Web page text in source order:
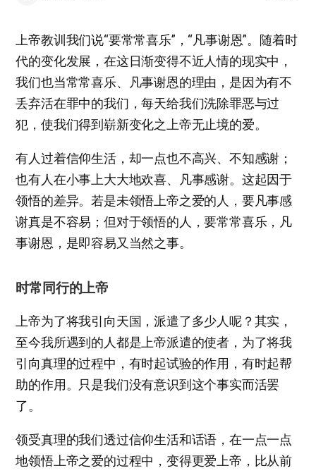
上帝教训我们说“要常常喜乐”，“凡事谢恩”。随着时
代的变化发展，在这日渐变得不近人情的现实中，
我们也当常常喜乐、凡事谢恩的理由，是因为有不
丢弃活在罪中的我们，每天给我们洗除罪恶与过
犯，使我们得到崭新变化之上帝无止境的爱。
有人过着信仰生活，却一点也不高兴、不知感谢；
也有人在小事上大大地欢喜、凡事感谢。这起因于
领悟的差异。若是未领悟上帝之爱的人，要凡事感
谢真是不容易；但对于领悟的人，要常常喜乐，凡
事谢恩，是即容易又当然之事。
时常同行的上帝
上帝为了将我引向天国，派遣了多少人呢？其实，
至今我所遇到的人都是上帝派遣的使者，为了将我
引向真理的过程中，有时起试验的作用，有时起帮
助的作用。只是我们没有意识到这个事实而活罢
了。
领受真理的我们透过信仰生活和话语，在一点一点
地领悟上帝之爱的过程中，变得更爱上帝，比从前